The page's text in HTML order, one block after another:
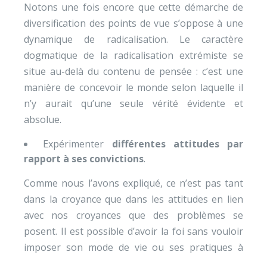
Notons une fois encore que cette démarche de
diversification des points de vue s’oppose à une
dynamique de radicalisation. Le caractère
dogmatique de la radicalisation extrémiste se
situe au-delà du contenu de pensée : c’est une
manière de concevoir le monde selon laquelle il
n’y aurait qu’une seule vérité évidente et
absolue.
Expérimenter différentes attitudes par
rapport à ses convictions.
Comme nous l’avons expliqué, ce n’est pas tant
dans la croyance que dans les attitudes en lien
avec nos croyances que des problèmes se
posent. Il est possible d’avoir la foi sans vouloir
imposer son mode de vie ou ses pratiques à